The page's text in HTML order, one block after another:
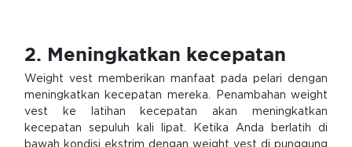
2. Meningkatkan kecepatan
Weight vest memberikan manfaat pada pelari dengan
meningkatkan kecepatan mereka. Penambahan weight
vest ke latihan kecepatan akan meningkatkan
kecepatan sepuluh kali lipat. Ketika Anda berlatih di